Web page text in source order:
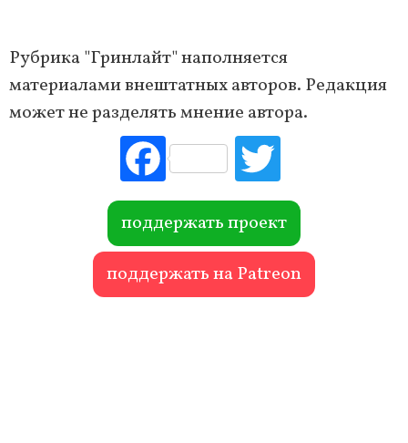
Рубрика "Гринлайт" наполняется
материалами внештатных авторов. Редакция
может не разделять мнение автора.
Fac
ebo
ok r
поддержать проект
поддержать на Patreon